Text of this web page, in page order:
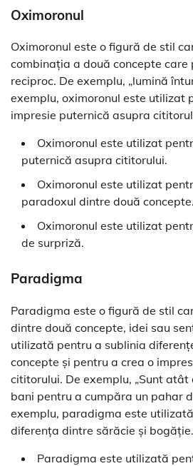
Oximoronul
Oximoronul este o figură de stil
combinația a două concepte care
reciproc. De exemplu, „lumină
exemplu, oximoronul este utilizat
impresie puternică asupra
Oximoronul este utilizat
puternică asupra cititorului.
Oximoronul este utilizat
paradoxul dintre două concepte.
Oximoronul este utilizat
de surpriză.
Paradigma
Paradigma este o figură de stil
dintre două concepte, idei sau
utilizată pentru a sublinia
concepte și pentru a crea o
cititorului. De exemplu, „Sunt
bani pentru a cumpăra un pahar
exemplu, paradigma este
diferența dintre sărăcie și bogăție.
Paradigma este utilizată